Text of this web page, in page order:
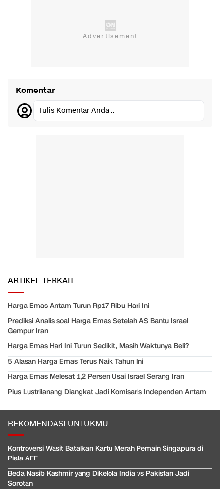
Komentar
Tulis Komentar Anda...
ARTIKEL TERKAIT
Harga Emas Antam Turun Rp17 Ribu Hari Ini
Prediksi Analis soal Harga Emas Setelah AS Bantu Israel
Gempur Iran
Harga Emas Hari Ini Turun Sedikit, Masih Waktunya Beli?
5 Alasan Harga Emas Terus Naik Tahun Ini
Harga Emas Melesat 1,2 Persen Usai Israel Serang Iran
Pius Lustrilanang Diangkat Jadi Komisaris Independen Antam
REKOMENDASI UNTUKMU
Kontroversi Wasit Batalkan Kartu Merah Pemain Singapura di
Piala AFF
Beda Nasib Kashmir yang Dikelola India vs Pakistan Jadi
Sorotan